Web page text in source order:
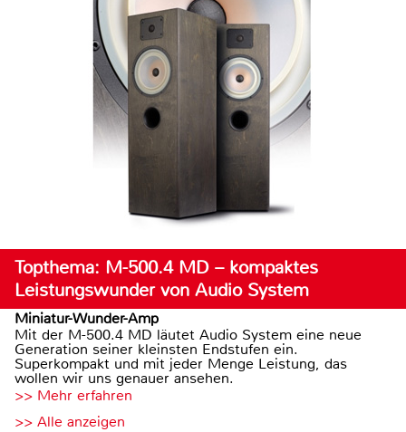
Topthema: M-500.4 MD – kompaktes
Leistungswunder von Audio System
Miniatur-Wunder-Amp
Mit der M-500.4 MD läutet Audio System eine neue
Generation seiner kleinsten Endstufen ein.
Superkompakt und mit jeder Menge Leistung, das
wollen wir uns genauer ansehen.
>> Mehr erfahren
>> Alle anzeigen